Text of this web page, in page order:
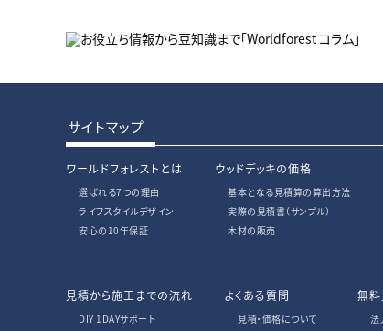
サイトマップ
ワールドフォレストとは
選ばれる7つの理由
ライフスタイルデザイン
安心の10年保証
ウッドデッキの価格
基本となる見積算の算出方法
実際の見積書（サンプル）
木材の販売
見積から施工までの流れ
DIY 1DAYサポート
よくある質問
見積・価格について
無料
法